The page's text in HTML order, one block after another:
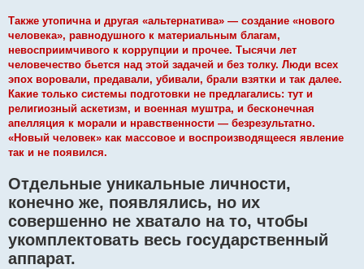
Также утопична и другая «альтернатива» — создание «нового
человека», равнодушного к материальным благам,
невосприимчивого к коррупции и прочее. Тысячи лет
человечество бьется над этой задачей и без толку. Люди всех
эпох воровали, предавали, убивали, брали взятки и так далее.
Какие только системы подготовки не предлагались: тут и
религиозный аскетизм, и военная муштра, и бесконечная
апелляция к морали и нравственности — безрезультатно.
«Новый человек» как массовое и воспроизводящееся явление
так и не появился.
Отдельные уникальные личности,
конечно же, появлялись, но их
совершенно не хватало на то, чтобы
укомплектовать весь государственный
аппарат.